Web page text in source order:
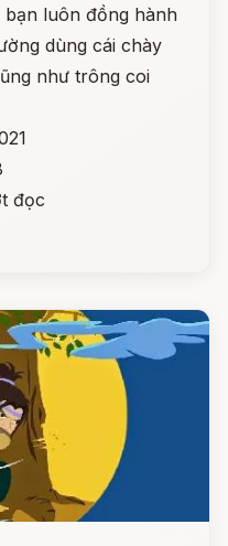
luôn đồng hành
dùng cái chày
như trông coi
đọc